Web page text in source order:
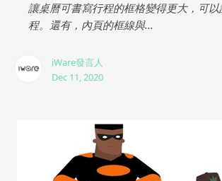
讓桌曆可書寫行程的框格變得更大，可
程。還有，內頁的框線與...
iWare發言人
Dec 11, 2020